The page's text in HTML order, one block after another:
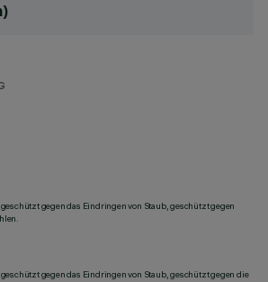
gegen das Eindringen von Staub, geschützt gegen
gegen das Eindringen von Staub, geschützt gegen die